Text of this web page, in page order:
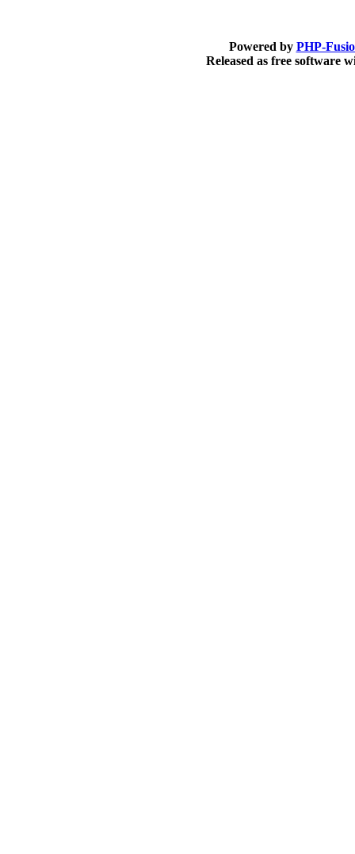
Powered by PHP-
Released as free software